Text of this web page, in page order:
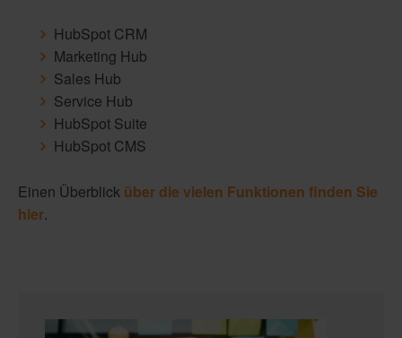
HubSpot CRM
Marketing Hub
Sales Hub
Service Hub
HubSpot Suite
HubSpot CMS
Einen Überblick über die vielen Funktionen finden Sie
hier.